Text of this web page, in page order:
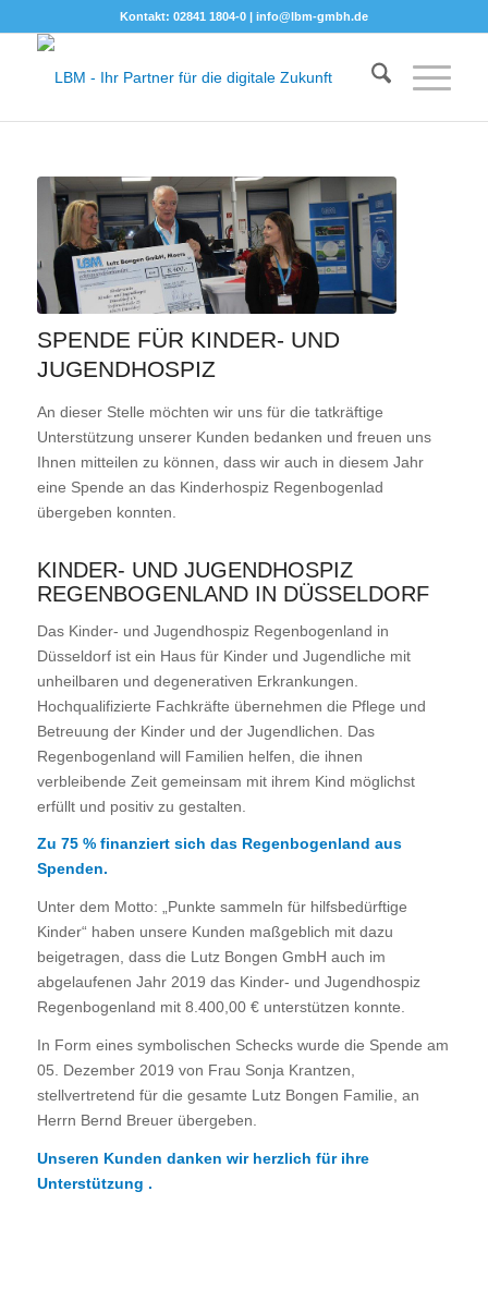
Kontakt: 02841 1804-0 | info@lbm-gmbh.de
SPENDE FÜR KINDER- UND
JUGENDHOSPIZ
An dieser Stelle möchten wir uns für die tatkräftige
Unterstützung unserer Kunden bedanken und freuen uns
Ihnen mitteilen zu können, dass wir auch in diesem Jahr
eine Spende an das Kinderhospiz Regenbogenlad
übergeben konnten.
KINDER- UND JUGENDHOSPIZ
REGENBOGENLAND IN DÜSSELDORF
Das Kinder- und Jugendhospiz Regenbogenland in
Düsseldorf ist ein Haus für Kinder und Jugendliche mit
unheilbaren und degenerativen Erkrankungen.
Hochqualifizierte Fachkräfte übernehmen die Pflege und
Betreuung der Kinder und der Jugendlichen. Das
Regenbogenland will Familien helfen, die ihnen
verbleibende Zeit gemeinsam mit ihrem Kind möglichst
erfüllt und positiv zu gestalten.
Zu 75 % finanziert sich das Regenbogenland aus
Spenden.
Unter dem Motto: „Punkte sammeln für hilfsbedürftige
Kinder“ haben unsere Kunden maßgeblich mit dazu
beigetragen, dass die Lutz Bongen GmbH auch im
abgelaufenen Jahr 2019 das Kinder- und Jugendhospiz
Regenbogenland mit 8.400,00 € unterstützen konnte.
In Form eines symbolischen Schecks wurde die Spende am
05. Dezember 2019 von Frau Sonja Krantzen,
stellvertretend für die gesamte Lutz Bongen Familie, an
Herrn Bernd Breuer übergeben.
Unseren Kunden danken wir herzlich für ihre
Unterstützung .